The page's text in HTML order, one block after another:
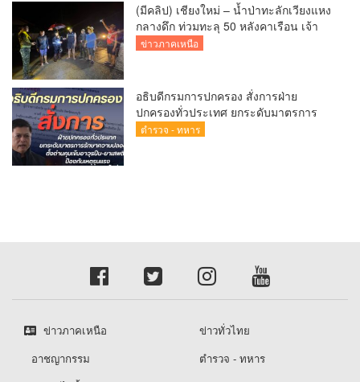
(มีคลิป) เชียงใหม่ – น้ำป่าทะลักเวียงแหง
กลางดึก ท่วมทะลุ 50 หลังคาเรือน เจ้า
หน้าที่เร่งอพยพผู้ป่วยติดเตียง-ชาวบ้านหนี
ข่าวภาคเหนือ
อธิบดีกรมการปกครอง สั่งการฝ่าย
ปกครองทั่วประเทศ ยกระดับมาตรการ
รักษาความปลอดภัย ตั้งด่านคุมเข้มอาวุธ
ตำรวจ - ทหาร
ข่าวภาคเหนือ
ข่าวทั่วไทย
อาชญากรรม
ตำรวจ - ทหาร